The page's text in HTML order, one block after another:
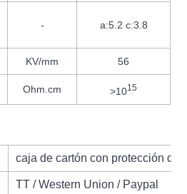
- a:5.2 c:3.8
KV/mm 56
Ohm.cm >1015
caja de cartón con protección de
TT / Western Union / Paypal